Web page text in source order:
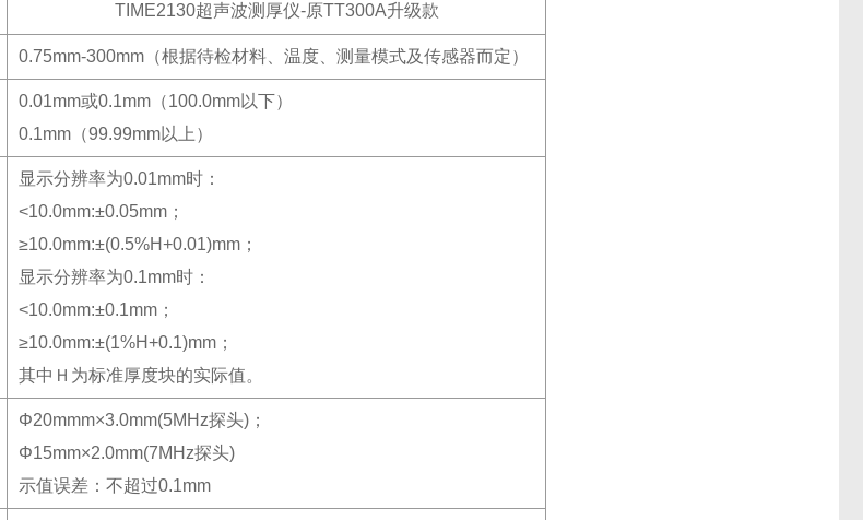
TIME2130超声波测厚仪-原TT300A升级款
0.75mm-300mm（根据待检材料、温度、测量模式及传感器而定）
0.01mm或0.1mm（100.0mm以下）
0.1mm（99.99mm以上）
显示分辨率为0.01mm时：
<10.0mm:±0.05mm；
≥10.0mm:±(0.5%H+0.01)mm；
显示分辨率为0.1mm时：
<10.0mm:±0.1mm；
≥10.0mm:±(1%H+0.1)mm；
其中Ｈ为标准厚度块的实际值。
Φ20mmm×3.0mm(5MHz探头)；
Φ15mm×2.0mm(7MHz探头)
示值误差：不超过0.1mm